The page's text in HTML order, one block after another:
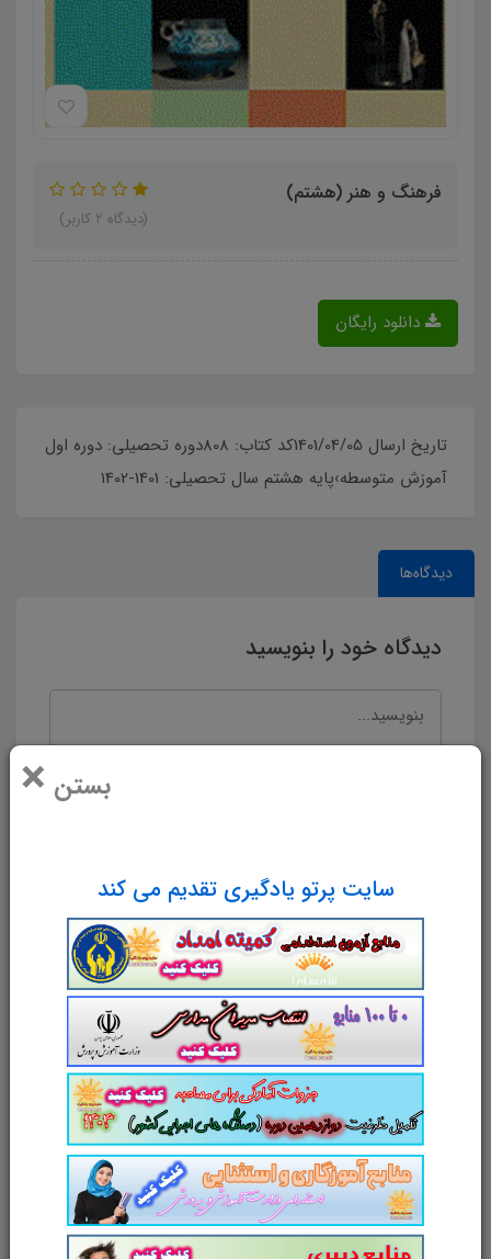
بستن ×
سایت پرتو یادگیری تقدیم می کند
فرهنگ و هنر (هشتم)
(دیدگاه 2 کاربر)
دانلود رایگان
تاریخ ارسال 1401/04/05کد کتاب: 808دوره تحصیلی: دوره اول
آموزش متوسطه›پایه هشتم سال تحصیلی: 1401-1402
دیدگاه‌ها
دیدگاه خود را بنویسید
نام و نام خانوادگی
پست الکترونیک
آدرس وب‌سایت
امتیاز شما به محصول